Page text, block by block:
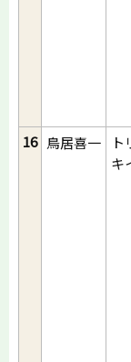
16 鳥居喜一
キ